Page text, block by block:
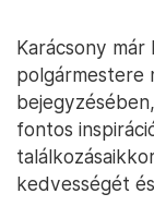
Karácsony
polgármestere
fontos
kedvességét